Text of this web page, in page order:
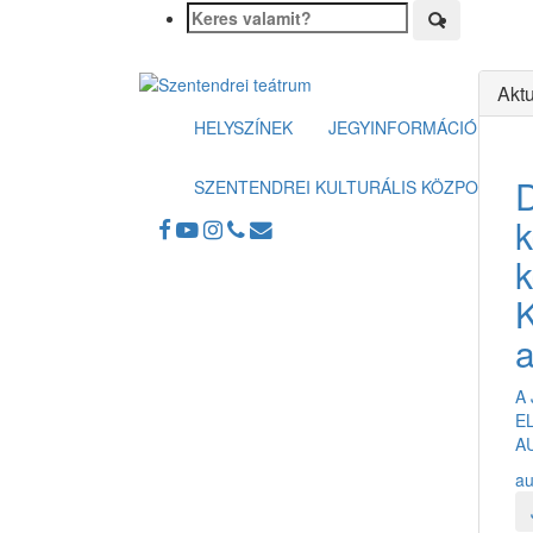
HELYSZÍNEK JEGYINFORMÁCIÓK
SZENTENDREI KULTURÁLIS KÖZPONT
A